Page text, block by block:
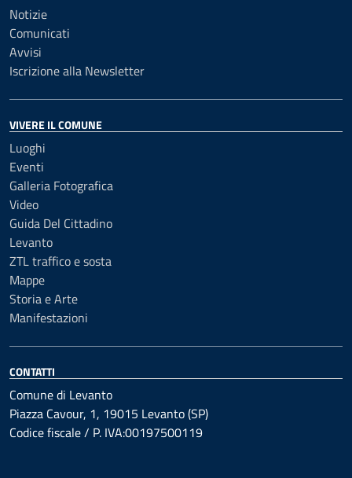
Notizie
Comunicati
Avvisi
Iscrizione alla Newsletter
VIVERE IL COMUNE
Luoghi
Eventi
Galleria Fotografica
Video
Guida Del Cittadino
Levanto
ZTL traffico e sosta
Mappe
Storia e Arte
Manifestazioni
CONTATTI
Comune di Levanto
Piazza Cavour, 1, 19015 Levanto (SP)
Codice fiscale / P. IVA:00197500119